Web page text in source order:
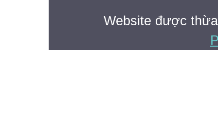
Website được